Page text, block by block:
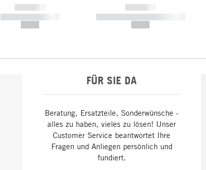
------------
----------- -----------
------------
----------- ----------- -----------
FÜR SIE DA
Beratung, Ersatzteile, Sonderwünsche -
alles zu haben, vieles zu lösen! Unser
Customer Service beantwortet Ihre
Fragen und Anliegen persönlich und
fundiert.